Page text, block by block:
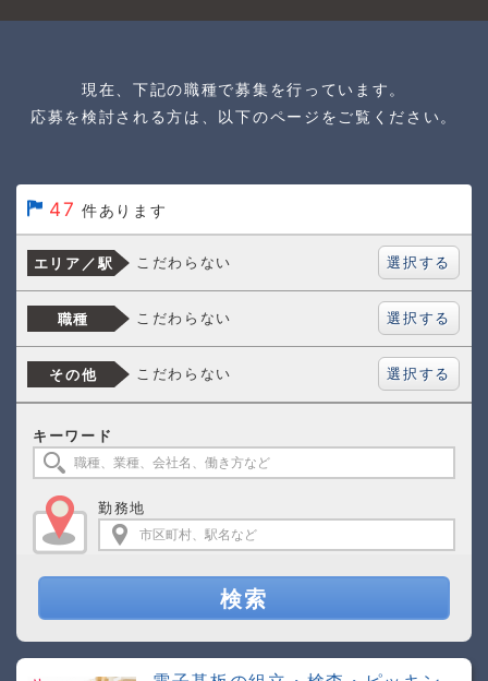
現在、下記の職種で募集を行っています。
応募を検討される方は、以下のページをご覧ください。
47 件あります
エリア／駅 こだわらない 選択する
職種 こだわらない 選択する
その他 こだわらない 選択する
キーワード
勤務地
検索